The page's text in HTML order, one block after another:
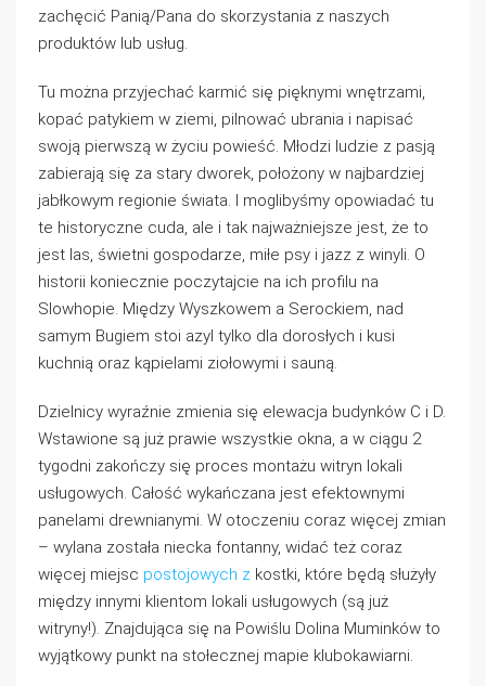
zachęcić Panią/Pana do skorzystania z naszych
produktów lub usług.
Tu można przyjechać karmić się pięknymi wnętrzami,
kopać patykiem w ziemi, pilnować ubrania i napisać
swoją pierwszą w życiu powieść. Młodzi ludzie z pasją
zabierają się za stary dworek, położony w najbardziej
jabłkowym regionie świata. I moglibyśmy opowiadać tu
te historyczne cuda, ale i tak najważniejsze jest, że to
jest las, świetni gospodarze, miłe psy i jazz z winyli. O
historii koniecznie poczytajcie na ich profilu na
Slowhopie. Między Wyszkowem a Serockiem, nad
samym Bugiem stoi azyl tylko dla dorosłych i kusi
kuchnią oraz kąpielami ziołowymi i sauną.
Dzielnicy wyraźnie zmienia się elewacja budynków C i D.
Wstawione są już prawie wszystkie okna, a w ciągu 2
tygodni zakończy się proces montażu witryn lokali
usługowych. Całość wykańczana jest efektownymi
panelami drewnianymi. W otoczeniu coraz więcej zmian
– wylana została niecka fontanny, widać też coraz
więcej miejsc postojowych z kostki, które będą służyły
między innymi klientom lokali usługowych (są już
witryny!). Znajdująca się na Powiślu Dolina Muminków to
wyjątkowy punkt na stołecznej mapie klubokawiarni.